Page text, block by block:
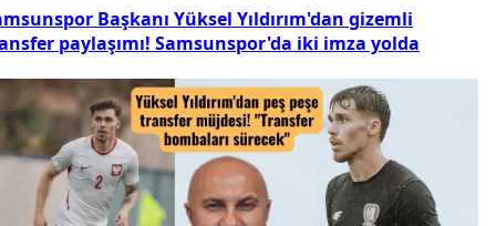
Başkanı Yüksel Yıldırım'dan gizemli
paylaşımı! Samsunspor'da iki imza yolda